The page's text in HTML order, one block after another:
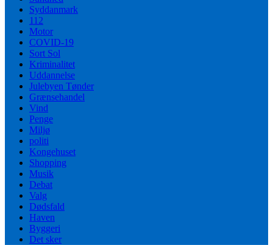
Syddanmark
112
Motor
COVID-19
Sort Sol
Kriminalitet
Uddannelse
Julebyen Tønder
Grænsehandel
Vind
Penge
Miljø
politi
Kongehuset
Shopping
Musik
Debat
Valg
Dødsfald
Haven
Byggeri
Det sker